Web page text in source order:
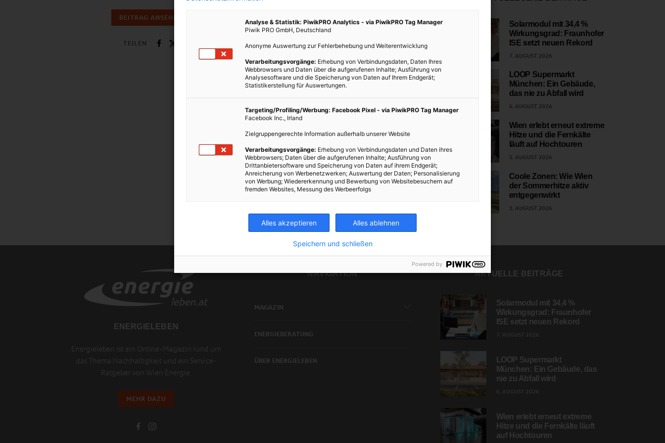
BEITRAG ANSEHEN
TEILEN
Solarmodul mit 34,4 %
Wirkungsgrad: Fraunhofer
ISE setzt neuen Rekord
7. AUGUST 2026
LOOP Supermarkt
München: Ein Gebäude,
das nie zu Abfall wird
6. AUGUST 2026
Wien erlebt erneut extreme
Hitze und die Fernkälte
läuft auf Hochtouren
5. AUGUST 2026
Coole Zonen: Wie Wien
der Sommerhitze aktiv
entgegenwirkt
3. AUGUST 2026
ENERGIELEBEN
Energieleben ist ein Online-Magazin rund um
das Thema Nachhaltigkeit und ein Service-
Ratgeber von Wien Energie.
MEHR DAZU
NAVIGATION
MAGAZIN
ENERGIEBERATUNG
ÜBER ENERGIELEBEN
AKTUELLE BEITRÄGE
Solarmodul mit 34,4 %
Wirkungsgrad: Fraunhofer
ISE setzt neuen Rekord
LOOP Supermarkt
München: Ein Gebäude, das
nie zu Abfall wird
Wien erlebt erneut extreme
Hitze und die Fernkälte läuft
auf Hochtouren
Analyse & Statistik: PiwikPRO Analytics - via PiwikPRO Tag Manager
Piwik PRO GmbH, Deutschland
Anonyme Auswertung zur Fehlerbehebung und Weiterentwicklung
Verarbeitungsvorgänge: Erhebung von Verbindungsdaten, Daten Ihres
Webbrowsers und Daten über die aufgerufenen Inhalte; Ausführung von
Analysesoftware und die Speicherung von Daten auf Ihrem Endgerät;
Statistikerstellung für Auswertungen.
Targeting/Profiling/Werbung: Facebook Pixel - via PiwikPRO Tag Manager
Facebook Inc., Irland
Zielgruppengerechte Information außerhalb unserer Website
Verarbeitungsvorgänge: Erhebung von Verbindungsdaten und Daten ihres
Webbrowsers; Daten über die aufgerufenen Inhalte; Ausführung von
Drittanbietersoftware und Speicherung von Daten auf ihrem Endgerät;
Anreicherung von Werbenetzwerken; Auswertung der Daten; Personalisierung
von Werbung; Wiedererkennung und Bewerbung von Websitebesuchern auf
fremden Websites, Messung des Werbeerfolgs
Alles akzeptieren Alles ablehnen
Speichern und schließen
Powered by